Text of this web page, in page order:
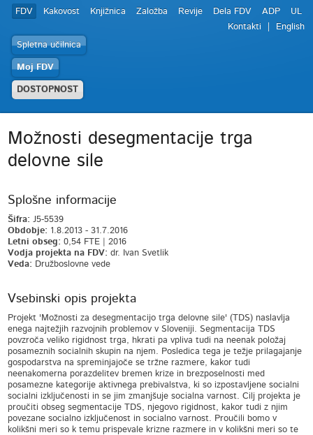
FDV Kakovost Knjižnica Založba Revije Dela FDV ADP
UL
Kontakti
English
Spletna učilnica
Moj FDV
DOSTOPNOST
Možnosti desegmentacije trga
delovne sile
Splošne informacije
Šifra: J5-5539
Obdobje: 1.8.2013 - 31.7.2016
Letni obseg: 0,54 FTE | 2016
Vodja projekta na FDV: dr. Ivan Svetlik
Veda: Družboslovne vede
Vsebinski opis projekta
Projekt 'Možnosti za desegmentacijo trga delovne sile' (TDS) naslavlja
enega najtežjih razvojnih problemov v Sloveniji. Segmentacija TDS
povzroča veliko rigidnost trga, hkrati pa vpliva tudi na neenak položaj
posameznih socialnih skupin na njem. Posledica tega je težje prilagajanje
gospodarstva na spreminjajoče se tržne razmere, kakor tudi
neenakomerna porazdelitev bremen krize in brezposelnosti med
posamezne kategorije aktivnega prebivalstva, ki so izpostavljene socialni
socialni izključenosti in se jim zmanjšuje socialna varnost. Cilj projekta je
proučiti obseg segmentacije TDS, njegovo rigidnost, kakor tudi z njim
povezane socialno izključenost in socialno varnost. Proučili bomo v
kolikšni meri so k temu prispevale krizne razmere in v kolikšni meri so te